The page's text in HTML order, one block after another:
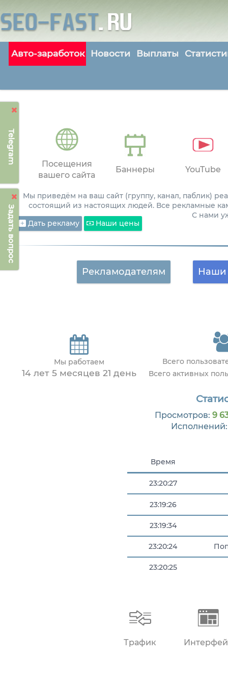
Telegram
Задать вопрос
Авто-заработок Новости Выплаты
Посещения
вашего сайта
Баннеры YouTube
Мы приведём на ваш сайт (группу, канал, паблик)
состоящий из настоящих людей. Все рекламные
С нами
Дать рекламу
Наши цены
Рекламодателям Наши
Мы работаем
14 лет 5 месяцев 21 день
Всего
Всего активных
Просмотров: 9
Время
23:20:27
23:19:26
23:19:34
23:20:24
23:20:25
Трафик